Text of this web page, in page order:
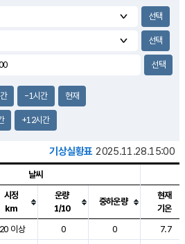
m/s
-1시간 현재
+12시간
기상실황표 2025.11.28.15:00
씨, 기온, 강수, 바람, 기압등을 안내한 표입
날씨
시정
km
운량
1/10
중하운량
현재
기온
20 이상 0 0
7.7